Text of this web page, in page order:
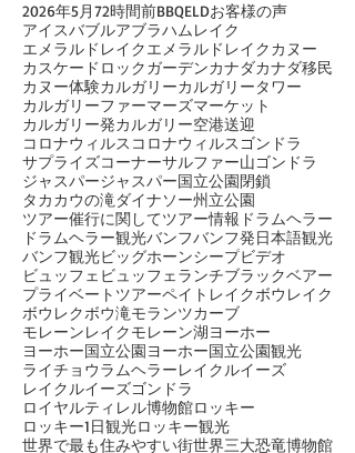
2026年5月72時間前BBQELDお客様の声
アイスバブルアブラハムレイク
エメラルドレイクエメラルドレイクカヌー
カスケードロックガーデンカナダカナダ移民
カヌー体験カルガリーカルガリータワー
カルガリーファーマーズマーケット
カルガリー発カルガリー空港送迎
コロナウィルス コロナウィルス ゴンドラ
サプライズコーナーサルファー山ゴンドラ
ジャスパージャスパー国立公園閉鎖
タカカウの滝ダイナソー州立公園
ツアー催行に関してツアー情報 ドラムヘラー
ドラムヘラー観光バンフバンフ発日本語観光
バンフ観光ビッグホーンシープビデオ
ビュッフェ ビュッフェランチブラックベアー
プライベートツアーペイトレイクボウレイク
ボウレクボウ滝モランツカーブ
モレーンレイクモレーン湖ヨーホー
ヨーホー国立公園ヨーホー国立公園観光
ライチョウラムヘラーレイクルイーズ
レイクルイーズゴンドラ
ロイヤルティレル博物館ロッキー
ロッキー1日観光ロッキー観光
世界で最も住みやすい街世界三大恐竜博物館